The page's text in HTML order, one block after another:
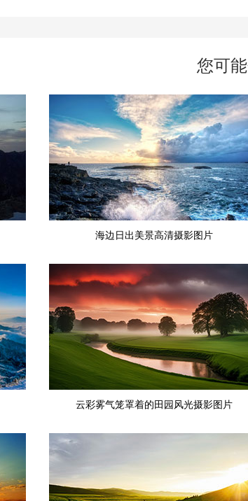
您可
海边日出美景高清摄影图片
云彩雾气笼罩着的田园风光摄影图片